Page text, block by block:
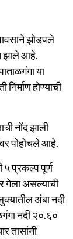
झोडपले
झाले आहे.
या
होण्याची
नोंद झाली
पोहोचले आहे.
५ प्रकल्प पूर्ण
गेला असल्याची
अंबा नदी
नदी २०.६०
तासांनी